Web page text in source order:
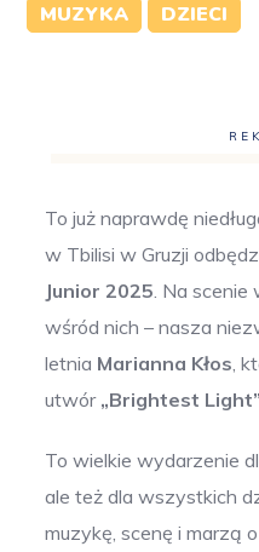
MUZYKA DZIECI
To już naprawdę
w Tbilisi w Gruzji
Junior 2025 . Na
wśród nich – nasza
letnia Marianna Kłos ,
utwór „Brightest Light”
To wielkie wydarzenie
ale też dla wszystkich
muzykę, scenę i marzą